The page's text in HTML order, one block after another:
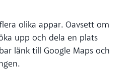
olika appar. Oavsett om
upp och dela en plats
länk till Google Maps och